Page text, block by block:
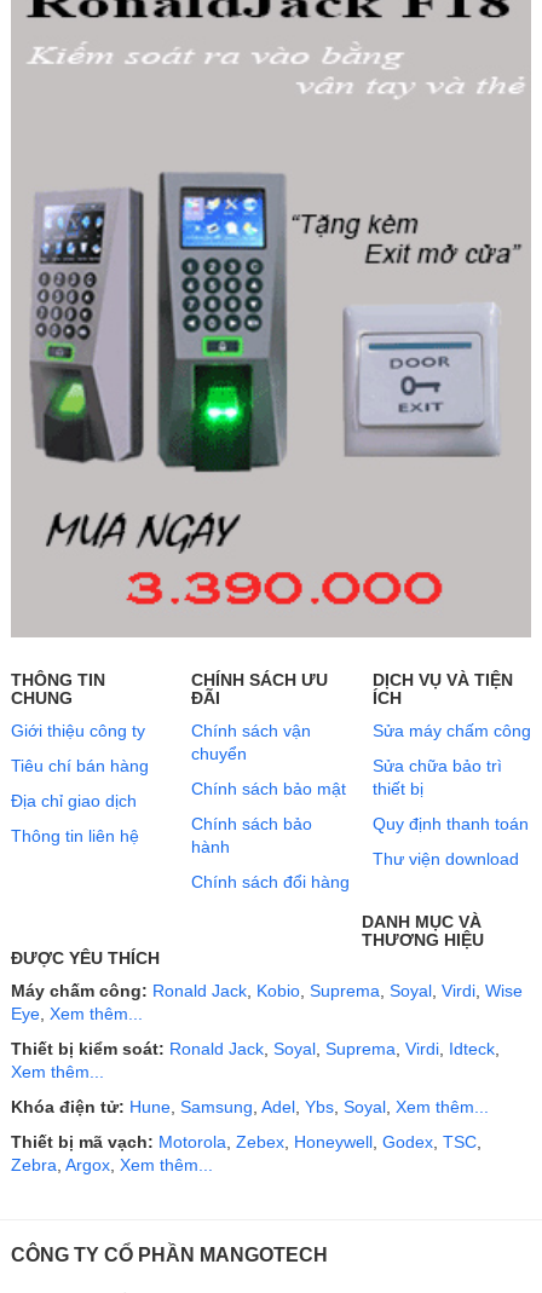
THÔNG TIN
CHUNG
Giới thiệu công ty
Tiêu chí bán hàng
Địa chỉ giao dịch
Thông tin liên hệ
CHÍNH SÁCH ƯU
ĐÃI
Chính sách vận
chuyển
Chính sách bảo mật
Chính sách bảo
hành
Chính sách đổi hàng
DỊCH VỤ VÀ TIỆN
ÍCH
Sửa máy chấm công
Sửa chữa bảo trì
thiết bị
Quy định thanh toán
Thư viện download
DANH MỤC VÀ
THƯƠNG HIỆU
ĐƯỢC YÊU THÍCH
Máy chấm công: Ronald Jack, Kobio, Suprema, Soyal, Virdi, Wise
Eye, Xem thêm...
Thiết bị kiểm soát: Ronald Jack, Soyal, Suprema, Virdi, Idteck,
Xem thêm...
Khóa điện tử: Hune, Samsung, Adel, Ybs, Soyal, Xem thêm...
Thiết bị mã vạch: Motorola, Zebex, Honeywell, Godex, TSC,
Zebra, Argox, Xem thêm...
CÔNG TY CỔ PHẦN MANGOTECH